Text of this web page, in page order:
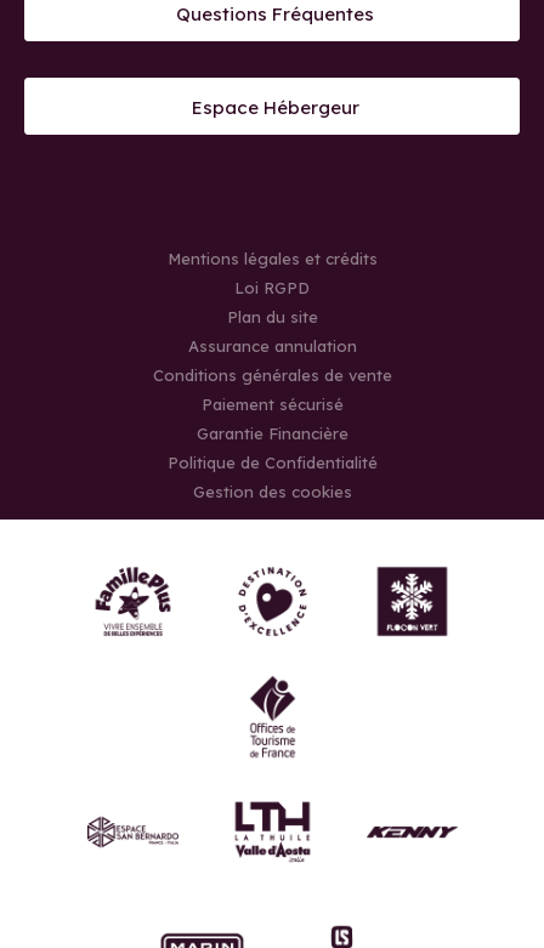
Questions Fréquentes
Espace Hébergeur
Mentions légales et crédits
Loi RGPD
Plan du site
Assurance annulation
Conditions générales de vente
Paiement sécurisé
Garantie Financière
Politique de Confidentialité
Gestion des cookies